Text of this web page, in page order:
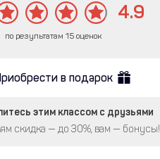
4.9
по результатам 15 оценок
в подарок
этим классом с друзьями
скидка — до 30%, вам — бонусы!